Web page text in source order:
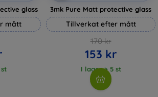
glass
mått
3mk Pure Matt protective glass
Tillverkat efter mått
170 kr
153 kr
I lager > 5 st